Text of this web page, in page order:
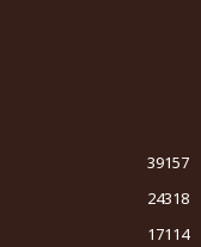
39157
24318
17114